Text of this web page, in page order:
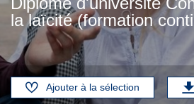
la laïcité (formation
Ajouter à la sélection